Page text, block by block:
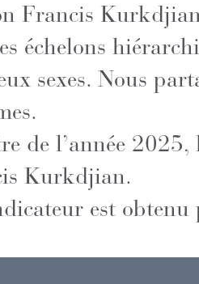
Francis
échelons
sexes. Nous
de l’année 2025,
Kurkdjian.
est